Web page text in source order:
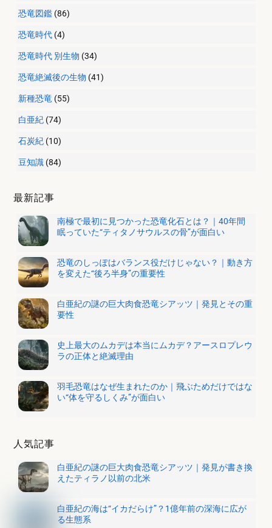
恐竜図鑑 (86)
恐竜時代 (4)
恐竜時代 別生物 (34)
恐竜絶滅後の生物 (41)
新種恐竜 (55)
白亜紀 (74)
石炭紀 (10)
豆知識 (84)
最新記事
南極で最初に見つかった恐竜化石とは？｜40年間
眠っていた“ティタノサウルスの骨”が面白い
恐竜のしっぽはバランス役だけじゃない？｜動き方
を変えた“後ろ半身”の重要性
白亜紀の謎の巨大肉食恐竜シアッツ｜発見とその重
要性
史上最大のムカデは本当にムカデ？アースロプレウ
ラの正体と絶滅理由
羽毛恐竜はなぜ生まれたのか｜飛ぶためだけではな
い“体を守るしくみ”が面白い
人気記事
白亜紀の謎の巨大肉食恐竜シアッツ｜発見が書き換
えたティラノ以前の北米
白亜紀の海は“イカだらけ”？1億年前の深海に広が
る生態系